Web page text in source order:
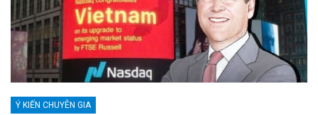
Ý KIẾN CHUYÊN GIA